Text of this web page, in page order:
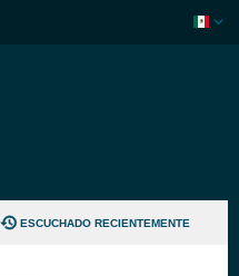
ESCUCHADO RECIENTEMENTE